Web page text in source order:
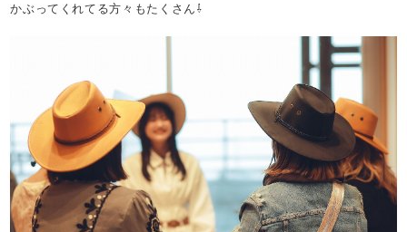
かぶってくれてる方々もたくさん⇩